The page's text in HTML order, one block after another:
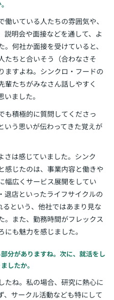
いている人たちの雰囲気や、
説明会や面接などを通して、よ
何社か面接を受けていると、
たちと合いそう（合わなさそ
ますよね。シンクロ・フードの
輩たちがみなさん話しやすく
ました。
も積極的に質問してくださっ
いう思いが伝わってきた覚えが
さは感じていました。シンク
感じたのは、事業内容と働きや
幅広くサービス展開をしてい
退店といったライフサイクルの
るという、他社ではあまり見な
。また、勤務時間がフレックス
も魅力を感じました。
分がありますね。次に、就活をし
したか。
たね。私の場合、研究に熱心に
、サークル活動なども特にして